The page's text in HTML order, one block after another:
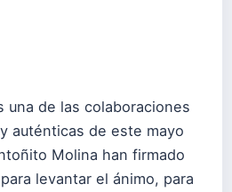
una de las colaboraciones
auténticas de este mayo
Molina han firmado
levantar el ánimo, para